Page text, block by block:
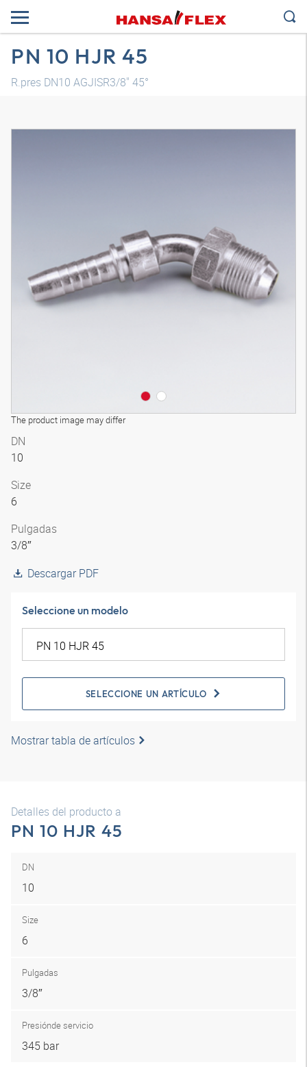
PN 10 HJR 45
R.pres DN10 AGJISR3/8" 45°
The product image may differ
DN
10
Size
6
Pulgadas
3/8″
Descargar PDF
Seleccione un modelo
SELECCIONE UN ARTÍCULO
Mostrar tabla de artículos
Detalles del producto a
PN 10 HJR 45
DN
10
Size
6
Pulgadas
3/8″
Presiónde servicio
345 bar